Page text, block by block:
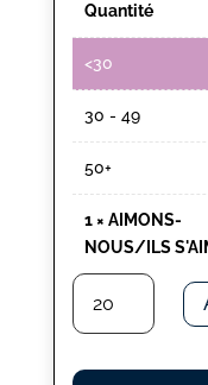
Quantité
<30
30 - 49
50+
1× AIMONS-
NOUS/ILS
quantité
AIMONS-
NOUS/ILS